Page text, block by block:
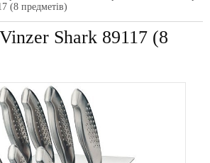
(8 предметів)
Shark 89117 (8